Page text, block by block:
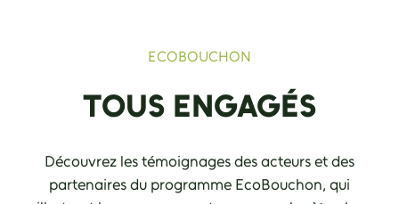
ECOBOUCHON
TOUS ENGAGÉS
Découvrez les témoignages des acteurs et des
partenaires du programme EcoBouchon, qui